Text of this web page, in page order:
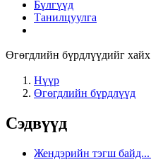
Бүлгүүд
Танилцуулга
Өгөгдлийн бүрдлүүдийг хайх
Нүүр
Өгөгдлийн бүрдлүүд
Сэдвүүд
Жендэрийн тэгш байд...